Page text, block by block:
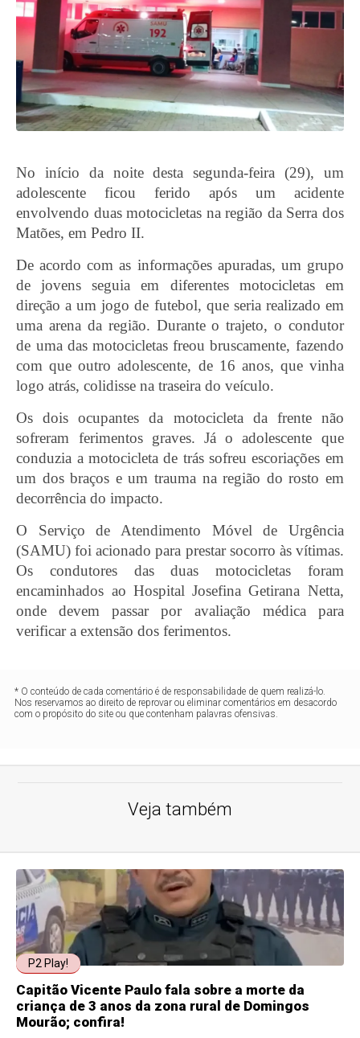
No início da noite desta segunda-feira (29), um
adolescente ficou ferido após um acidente
envolvendo duas motocicletas na região da Serra dos
Matões, em Pedro II.
De acordo com as informações apuradas, um grupo
de jovens seguia em diferentes motocicletas em
direção a um jogo de futebol, que seria realizado em
uma arena da região. Durante o trajeto, o condutor
de uma das motocicletas freou bruscamente, fazendo
com que outro adolescente, de 16 anos, que vinha
logo atrás, colidisse na traseira do veículo.
Os dois ocupantes da motocicleta da frente não
sofreram ferimentos graves. Já o adolescente que
conduzia a motocicleta de trás sofreu escoriações em
um dos braços e um trauma na região do rosto em
decorrência do impacto.
O Serviço de Atendimento Móvel de Urgência
(SAMU) foi acionado para prestar socorro às vítimas.
Os condutores das duas motocicletas foram
encaminhados ao Hospital Josefina Getirana Netta,
onde devem passar por avaliação médica para
verificar a extensão dos ferimentos.
* O conteúdo de cada comentário é de responsabilidade de quem realizá-lo.
Nos reservamos ao direito de reprovar ou eliminar comentários em desacordo
com o propósito do site ou que contenham palavras ofensivas.
Veja também
P2 Play!
Capitão Vicente Paulo fala sobre a morte da
criança de 3 anos da zona rural de Domingos
Mourão; confira!